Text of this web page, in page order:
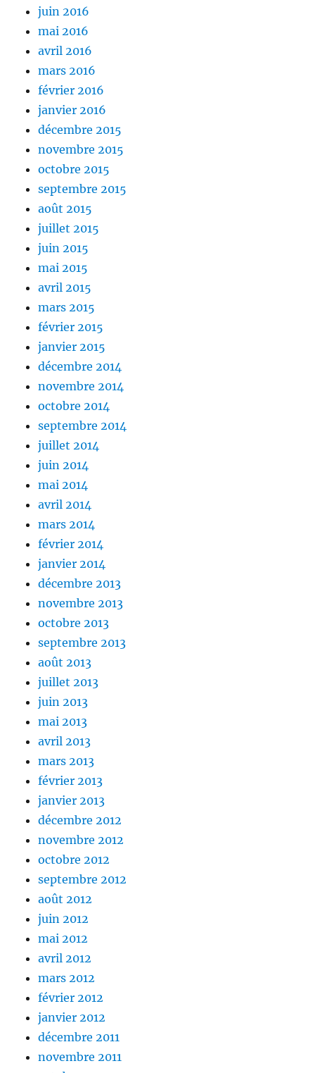
juin 2016
mai 2016
avril 2016
mars 2016
février 2016
janvier 2016
décembre 2015
novembre 2015
octobre 2015
septembre 2015
août 2015
juillet 2015
juin 2015
mai 2015
avril 2015
mars 2015
février 2015
janvier 2015
décembre 2014
novembre 2014
octobre 2014
septembre 2014
juillet 2014
juin 2014
mai 2014
avril 2014
mars 2014
février 2014
janvier 2014
décembre 2013
novembre 2013
octobre 2013
septembre 2013
août 2013
juillet 2013
juin 2013
mai 2013
avril 2013
mars 2013
février 2013
janvier 2013
décembre 2012
novembre 2012
octobre 2012
septembre 2012
août 2012
juin 2012
mai 2012
avril 2012
mars 2012
février 2012
janvier 2012
décembre 2011
novembre 2011